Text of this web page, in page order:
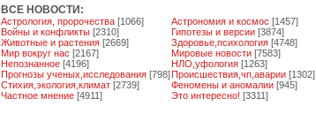
ВСЕ НОВОСТИ:
Астрология, пророчества [1066] Астрономия и космос [1457]
Войны и конфликты [2310] Гипотезы и версии [3874]
Животные и растения [2669] Здоровье,психология [4748]
Мир вокруг нас [2167] Мировые новости [7583]
Непознанное [4196] НЛО,уфология [1263]
Прогнозы ученых,исследования [798]Происшествия,чп,аварии [1302]
Стихия,экология,климат [2739] Феномены и аномалии [945]
Частное мнение [4911] Это интересно! [3311]